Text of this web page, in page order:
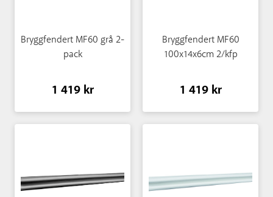
Bryggfendert MF60 grå 2-
pack
1 419 kr
Bryggfendert MF60
100x14x6cm 2/kfp
1 419 kr